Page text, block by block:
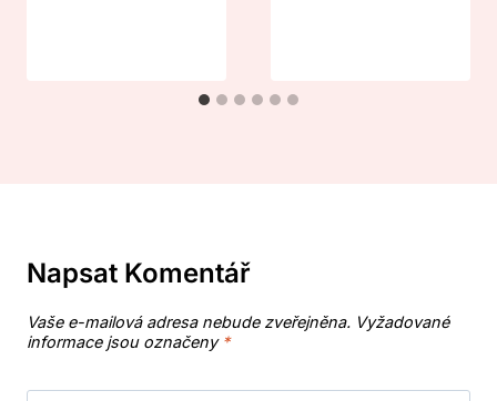
Napsat Komentář
Vaše e-mailová adresa nebude zveřejněna. Vyžadované
informace jsou označeny *